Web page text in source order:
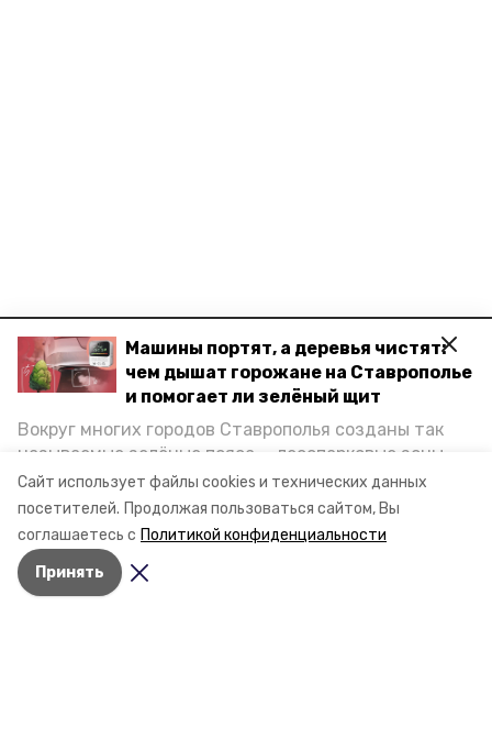
Сайт использует файлы cookies и технических данных
посетителей. Продолжая пользоваться сайтом, Вы
соглашаетесь с Политикой конфиденциальности
Принять
Машины портят, а деревья чистят:
чем дышат горожане на Ставрополье
и помогает ли зелёный щит
Вокруг многих городов Ставрополья созданы так
называемые зелёные пояса — лесопарковые зоны,
снижающие негативное воздействие выхлопных
газов на атмосферу. Справляются ли они с
постоянно растущим потоком автотранспорта и
каким воздухом дышат жители края, узнала
корреспондент «Победы26».
Разделы
Новости
Статьи
О компании
Документы
Контактная информация
Мы в соцсетях